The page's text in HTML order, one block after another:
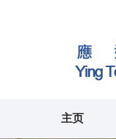
主页